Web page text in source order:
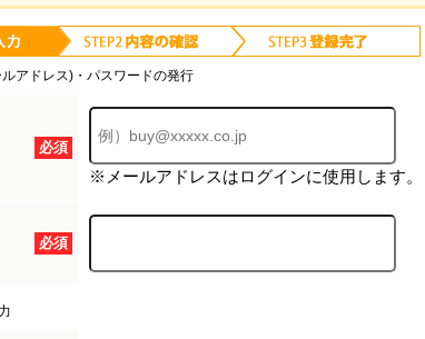
アドレス)・パスワードの発行
必須
※メールアドレスはログインに使用します。
必須